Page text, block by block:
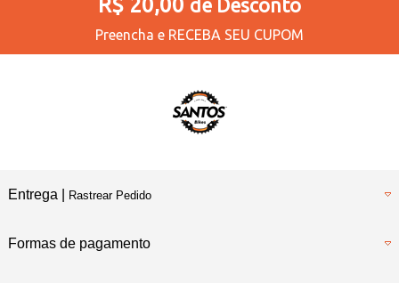
de Desconto
Preencha e RECEBA SEU CUPOM
Entrega | Rastrear Pedido
Formas de pagamento